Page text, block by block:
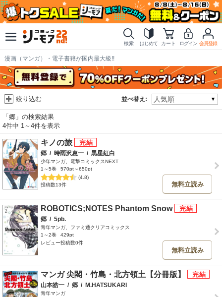
検索 はじめて カート ログイン 会員登録
漫画（マンガ）・電子書籍が国内最大級!!
並べ替え:
絞り込む
「郷」の検索結果
4件中 1～4件を表示
キノの旅
郷 / 時雨沢恵一 / 黒星紅白
少年マンガ、電撃コミックスNEXT
1～5巻
570pt～650pt
(4.8)
投稿数13件
無料立読み
ROBOTICS;NOTES Phantom Snow
郷 / 5pb.
青年マンガ、ファミ通クリアコミックス
1～2巻
429pt
レビュー投稿数0件
無料立読み
マンガ 尖閣・竹島・北方領土【分冊版】
山本皓一 / 郷 / M.HATSUKARI
青年マンガ